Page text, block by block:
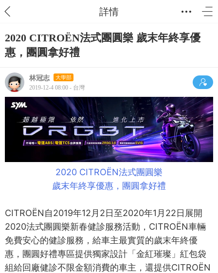
詳情
2020 CITROËN法式團圓樂 歲末年終享優
惠，團圓拿好禮
林冠志 大學部
2019-12-4 08:00 - 台灣
2020 CITROËN法式團圓樂
歲末年終享優惠，團圓拿好禮
CITROËN自2019年12月2日至2020年1月22日展開
2020法式團圓樂新春健診服務活動，CITROËN車輛
免費安心的健診服務，給車主最實質的歲末年終優
惠，團圓好禮專區提供獨家設計「金紅璀璨」紅包袋
組給回廠健診不限金額消費的車主，還提供CITROËN